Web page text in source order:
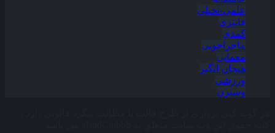
علمی-تخیلی
فانتزی
کمدی
ماجراجویی
معمایی
هیجان انگیز
ورزشی
وسترن